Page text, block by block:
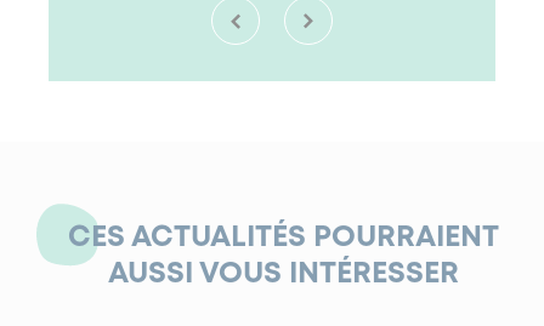
CES ACTUALITÉS POURRAIENT
AUSSI VOUS INTÉRESSER